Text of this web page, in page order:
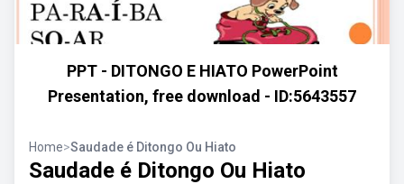
PPT - DITONGO E HIATO PowerPoint
Presentation, free download - ID:5643557
Home>Saudade é Ditongo Ou Hiato
Saudade é Ditongo Ou Hiato